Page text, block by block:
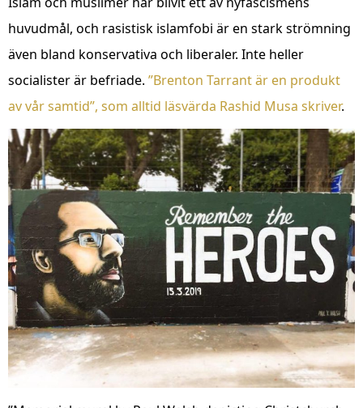
huvudmål, och rasistisk islamfobi är en stark strömning
även bland konservativa och liberaler. Inte heller
socialister är befriade. ”Brenton Tarrant är en produkt
av vår samtid”, som alltid läsvärda Rashid Musa skriver.